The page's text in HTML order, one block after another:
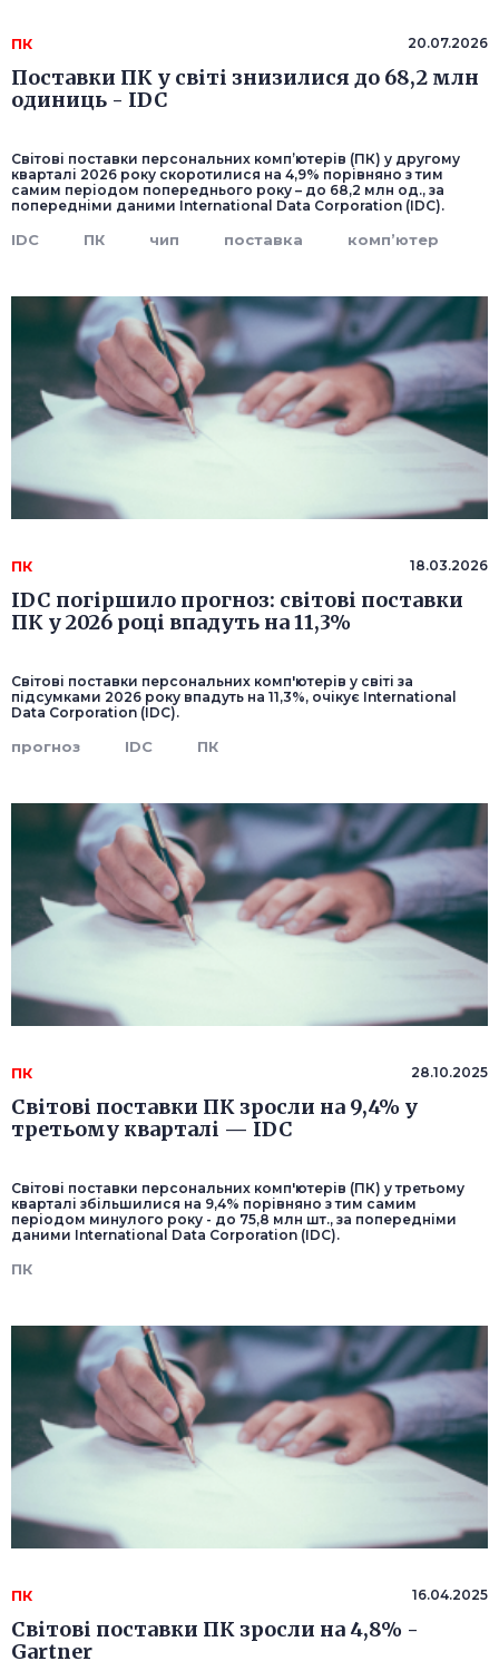
ПК 20.07.2026
Поставки ПК у світі знизилися до 68,2 млн
одиниць - IDC
Світові поставки персональних комп’ютерів (ПК) у другому
кварталі 2026 року скоротилися на 4,9% порівняно з тим
самим періодом попереднього року – до 68,2 млн од., за
попередніми даними International Data Corporation (IDC).
IDC ПК чип поставка комп’ютер
ПК 18.03.2026
IDC погіршило прогноз: світові поставки
ПК у 2026 році впадуть на 11,3%
Світові поставки персональних комп'ютерів у світі за
підсумками 2026 року впадуть на 11,3%, очікує International
Data Corporation (IDC).
прогноз IDC ПК
ПК 28.10.2025
Світові поставки ПК зросли на 9,4% у
третьому кварталі — IDC
Світові поставки персональних комп'ютерів (ПК) у третьому
кварталі збільшилися на 9,4% порівняно з тим самим
періодом минулого року - до 75,8 млн шт., за попередніми
даними International Data Corporation (IDC).
ПК
ПК 16.04.2025
Світові поставки ПК зросли на 4,8% -
Gartner